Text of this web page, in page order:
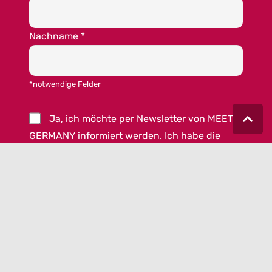
Nachname *
*notwendige Felder
Ja, ich möchte per Newsletter von MEET
GERMANY informiert werden. Ich habe die